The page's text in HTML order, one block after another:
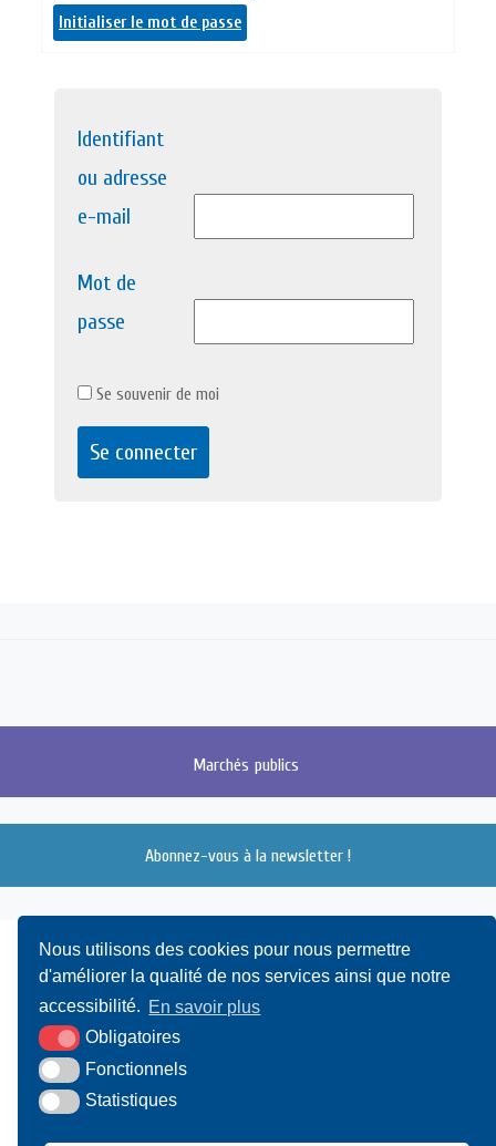
Nous utilisons des cookies pour nous permettre
d'améliorer la qualité de nos services ainsi que notre
accessibilité. En savoir plus
Obligatoires
Fonctionnels
Statistiques
Initialiser le mot de passe
Identifiant
ou adresse
e-mail
Mot de
passe
Se souvenir de moi
Marchés publics
Abonnez-vous à la newsletter !
UAMC- 4, Bis Avenue du Canada - 14000 CAEN